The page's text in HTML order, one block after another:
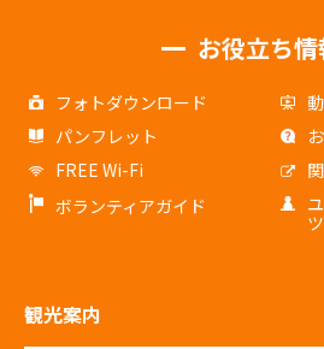
お役立ち情
フォトダウンロード
パンフレット
FREE Wi-Fi
ボランティアガイド
観光案内